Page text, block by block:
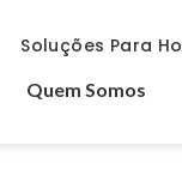
Soluções Para
Quem Somos